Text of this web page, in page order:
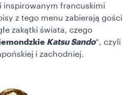
inspirowanym francuskimi
z tego menu zabierają gości
zakątki świata, czego
Katsu Sando”, czyli
i zachodniej.